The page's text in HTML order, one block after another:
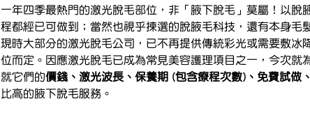
一年四季最熱門的激光脫毛部位，非「腋下脫毛」莫屬！以脫
程都經已可做到；當然也視乎揀選的脫腋毛科技，還有本身毛
現時大部分的激光脫毛公司，已不再提供傳統彩光或需要敷冰
位而定。因應激光脫毛已成為常見美容護理項目之一，今次就
就它們的價錢、激光波長、保養期 (包含療程次數)、免費試做
比高的腋下脫毛服務。